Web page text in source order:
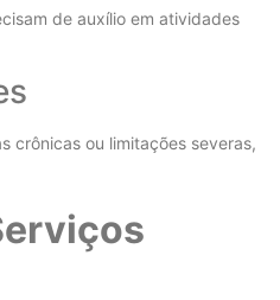
de auxílio em atividades
crônicas ou limitações severas,